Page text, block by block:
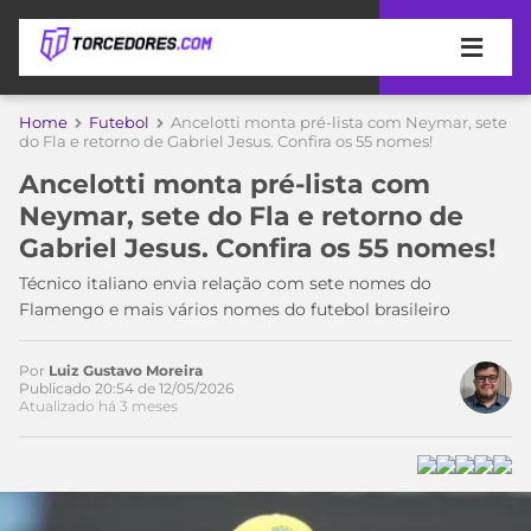
APOSTAS
DE
APOSTA
MELHORES
SITES
DE
APOSTAS
2026
COPA
DO
MUNDO
TIMES
MEU
TIME
CAMPEONATOS
Home Futebol
Ancelotti monta pré-lista com Neymar, sete
do Fla e retorno de Gabriel Jesus. Confira os 55 nomes!
Ancelotti monta pré-lista com
Neymar, sete do Fla e retorno de
Gabriel Jesus. Confira os 55 nomes!
Técnico italiano envia relação com sete nomes do
Flamengo e mais vários nomes do futebol brasileiro
Por Luiz Gustavo Moreira
Publicado 20:54 de 12/05/2026
Atualizado há 3 meses